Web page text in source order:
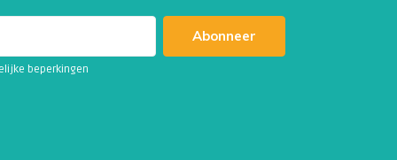
Abonneer
beperkingen